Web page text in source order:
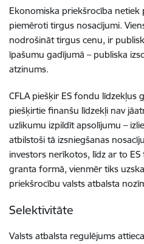
Ekonomiska priekšrocība
piemēroti tirgus nosacījumi.
nodrošināt tirgus cenu, ir
īpašumu gadījumā – publiska
atzinums.
CFLA piešķir ES fondu līdzekļus
piešķirtie finanšu līdzekļi nav
uzlikumu izpildīt apsolījumu –
atbilstoši tā izsniegšanas
investors nerīkotos, līdz ar to
granta formā, vienmēr tiks
priekšrocību valsts atbalsta
Selektivitāte
Valsts atbalsta regulējums